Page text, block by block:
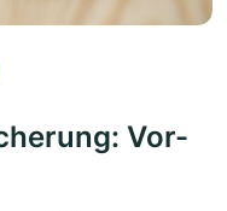
Vor-